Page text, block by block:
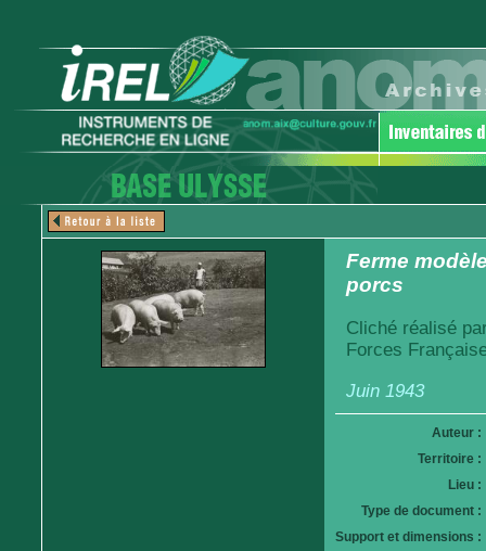
Ferme
porcs
Cliché réalisé
Forces
Juin 1943
Auteur :
Territoire :
Lieu :
Type de document :
Support et dimensions :